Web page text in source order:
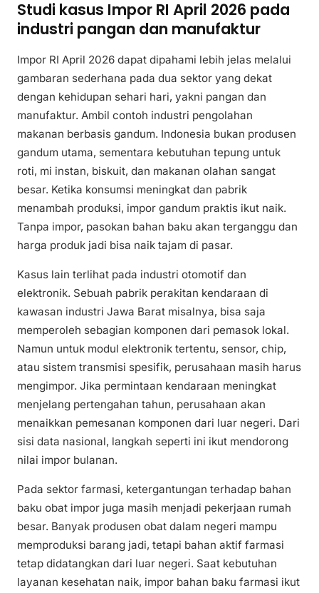
Studi kasus Impor RI April 2026 pada
industri pangan dan manufaktur
Impor RI April 2026 dapat dipahami lebih jelas melalui
gambaran sederhana pada dua sektor yang dekat
dengan kehidupan sehari hari, yakni pangan dan
manufaktur. Ambil contoh industri pengolahan
makanan berbasis gandum. Indonesia bukan produsen
gandum utama, sementara kebutuhan tepung untuk
roti, mi instan, biskuit, dan makanan olahan sangat
besar. Ketika konsumsi meningkat dan pabrik
menambah produksi, impor gandum praktis ikut naik.
Tanpa impor, pasokan bahan baku akan terganggu dan
harga produk jadi bisa naik tajam di pasar.
Kasus lain terlihat pada industri otomotif dan
elektronik. Sebuah pabrik perakitan kendaraan di
kawasan industri Jawa Barat misalnya, bisa saja
memperoleh sebagian komponen dari pemasok lokal.
Namun untuk modul elektronik tertentu, sensor, chip,
atau sistem transmisi spesifik, perusahaan masih harus
mengimpor. Jika permintaan kendaraan meningkat
menjelang pertengahan tahun, perusahaan akan
menaikkan pemesanan komponen dari luar negeri. Dari
sisi data nasional, langkah seperti ini ikut mendorong
nilai impor bulanan.
Pada sektor farmasi, ketergantungan terhadap bahan
baku obat impor juga masih menjadi pekerjaan rumah
besar. Banyak produsen obat dalam negeri mampu
memproduksi barang jadi, tetapi bahan aktif farmasi
tetap didatangkan dari luar negeri. Saat kebutuhan
layanan kesehatan naik, impor bahan baku farmasi ikut